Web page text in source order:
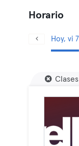
Horario
Hoy, vi 7
Clases